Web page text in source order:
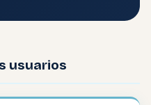
usuarios